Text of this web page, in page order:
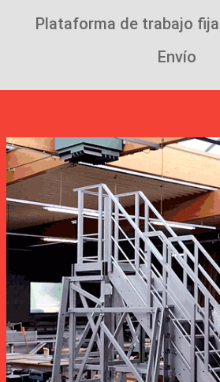
Plataforma de trabajo fija
Envío